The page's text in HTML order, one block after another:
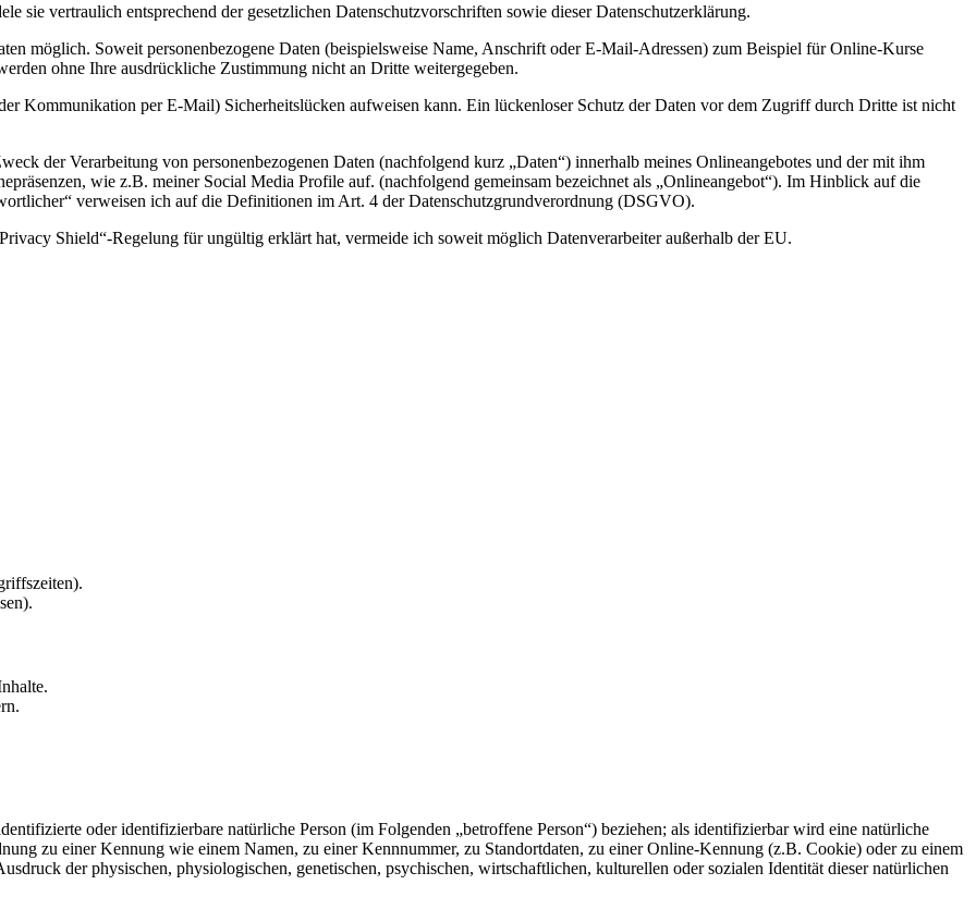
sie vertraulich entsprechend der gesetzlichen Datenschutzvorschriften sowie dieser Datenschutzerklärung.
möglich. Soweit personenbezogene Daten (beispielsweise Name, Anschrift oder E-Mail-Adressen) zum Beispiel für Online-Kurse
ohne Ihre ausdrückliche Zustimmung nicht an Dritte weitergegeben.
Kommunikation per E-Mail) Sicherheitslücken aufweisen kann. Ein lückenloser Schutz der Daten vor dem Zugriff durch Dritte ist nicht
der Verarbeitung von personenbezogenen Daten (nachfolgend kurz „Daten“) innerhalb meines Onlineangebotes und der mit ihm
wie z.B. meiner Social Media Profile auf. (nachfolgend gemeinsam bezeichnet als „Onlineangebot“). Im Hinblick auf die
verweisen ich auf die Definitionen im Art. 4 der Datenschutzgrundverordnung (DSGVO).
Shield“-Regelung für ungültig erklärt hat, vermeide ich soweit möglich Datenverarbeiter außerhalb der EU.
oder identifizierbare natürliche Person (im Folgenden „betroffene Person“) beziehen; als identifizierbar wird eine natürliche
zu einer Kennung wie einem Namen, zu einer Kennnummer, zu Standortdaten, zu einer Online-Kennung (z.B. Cookie) oder zu einem
der physischen, physiologischen, genetischen, psychischen, wirtschaftlichen, kulturellen oder sozialen Identität dieser natürlichen